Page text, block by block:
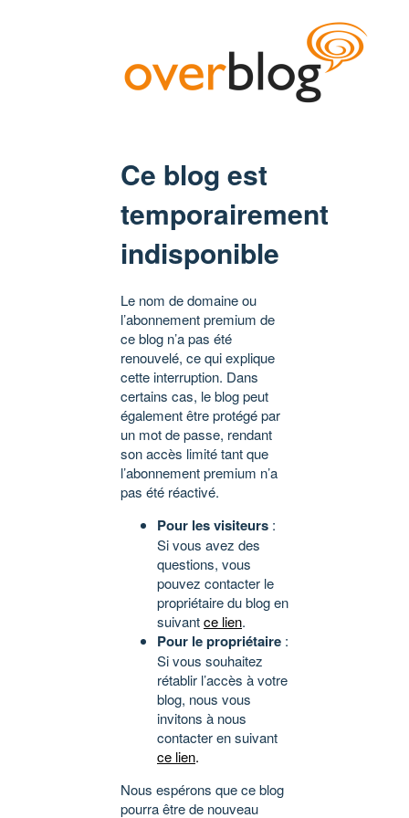
Ce blog est
temporairement
indisponible
Le nom de domaine ou
l’abonnement premium de
ce blog n’a pas été
renouvelé, ce qui explique
cette interruption. Dans
certains cas, le blog peut
également être protégé par
un mot de passe, rendant
son accès limité tant que
l’abonnement premium n’a
pas été réactivé.
Pour les visiteurs :
Si vous avez des
questions, vous
pouvez contacter le
propriétaire du blog en
suivantce lien.
Pour le propriétaire :
Si vous souhaitez
rétablir l’accès à votre
blog, nous vous
invitons à nous
contacter en suivant
ce lien.
Nous espérons que ce blog
pourra être de nouveau